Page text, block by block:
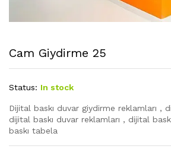
Cam Giydirme 25
Status: In stock
Dijital baskı duvar giydirme reklamları ,
dijital baskı duvar reklamları , dijital
baskı tabela